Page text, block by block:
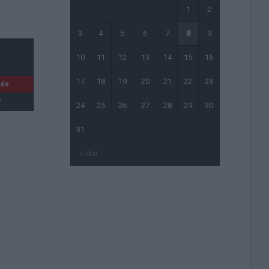
« Mai
1 2
3 4 5 6 7 8 9
10 11 12 13 14 15 16
17 18 19 20 21 22 23
24 25 26 27 28 29 30
31